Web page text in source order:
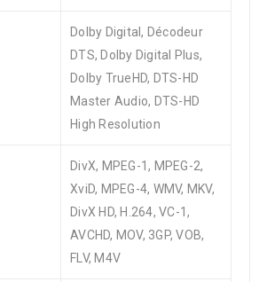
Dolby Digital, Décodeur
DTS, Dolby Digital Plus,
Dolby TrueHD, DTS-HD
Master Audio, DTS-HD
High Resolution
DivX, MPEG-1, MPEG-2,
XviD, MPEG-4, WMV, MKV,
DivX HD, H.264, VC-1,
AVCHD, MOV, 3GP, VOB,
FLV, M4V